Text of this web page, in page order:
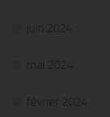
juin 2024
mai 2024
février 2024